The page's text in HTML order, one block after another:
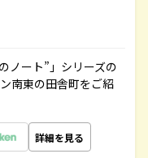
ノート”」シリーズの
南東の田舎町をご紹
詳細を見る